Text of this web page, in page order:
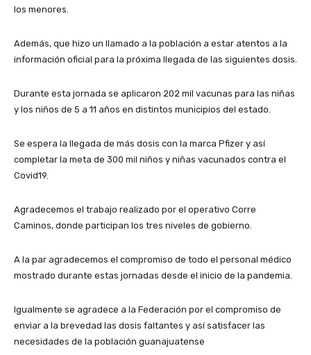
los menores.
Además, que hizo un llamado a la población a estar atentos a la
información oficial para la próxima llegada de las siguientes dosis.
Durante esta jornada se aplicaron 202 mil vacunas para las niñas
y los niños de 5 a 11 años en distintos municipios del estado.
Se espera la llegada de más dosis con la marca Pfizer y así
completar la meta de 300 mil niños y niñas vacunados contra el
Covid19.
Agradecemos el trabajo realizado por el operativo Corre
Caminos, donde participan los tres niveles de gobierno.
A la par agradecemos el compromiso de todo el personal médico
mostrado durante estas jornadas desde el inicio de la pandemia.
Igualmente se agradece a la Federación por el compromiso de
enviar a la brevedad las dosis faltantes y así satisfacer las
necesidades de la población guanajuatense